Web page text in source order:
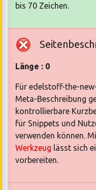
bis 70 Zeichen.
Länge : 0
Für edelstoff-the-
Meta-Beschreibung
kontrollierbare
für Snippets und
verwenden können.
Werkzeug lässt sich
vorbereiten.